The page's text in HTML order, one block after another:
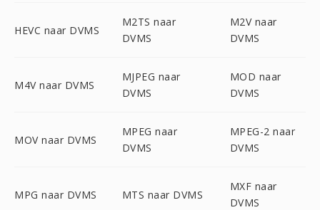
HEVC naar DVMS
M2TS naar
DVMS
M2V naar
DVMS
M4V naar DVMS
MJPEG naar
DVMS
MOD naar
DVMS
MOV naar DVMS
MPEG naar
DVMS
MPEG-2 naar
DVMS
MPG naar DVMS MTS naar DVMS
MXF naar
DVMS